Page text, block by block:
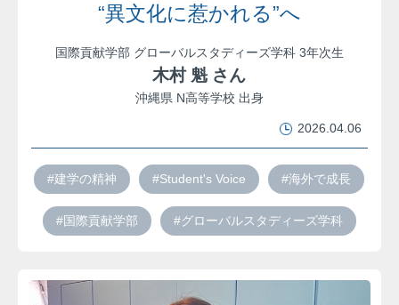
“異文化に惹かれる”へ
国際貢献学部 グローバルスタディーズ学科 3年次生
木村 魁 さん
沖縄県 N高等学校 出身
2026.04.06
#建学の精神 #Student's Voice #海外で成長
#国際貢献学部 #グローバルスタディーズ学科